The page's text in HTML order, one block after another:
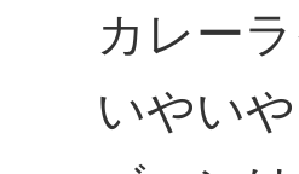
カレー
いやい